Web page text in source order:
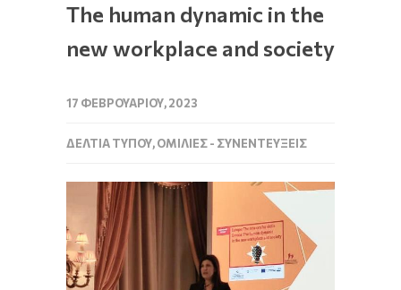
The human dynamic in the
new workplace and society
17 ΦΕΒΡΟΥΑΡΊΟΥ, 2023
ΔΕΛΤΊΑ ΤΎΠΟΥ,ΟΜΙΛΊΕΣ - ΣΥΝΕΝΤΕΎΞΕΙΣ